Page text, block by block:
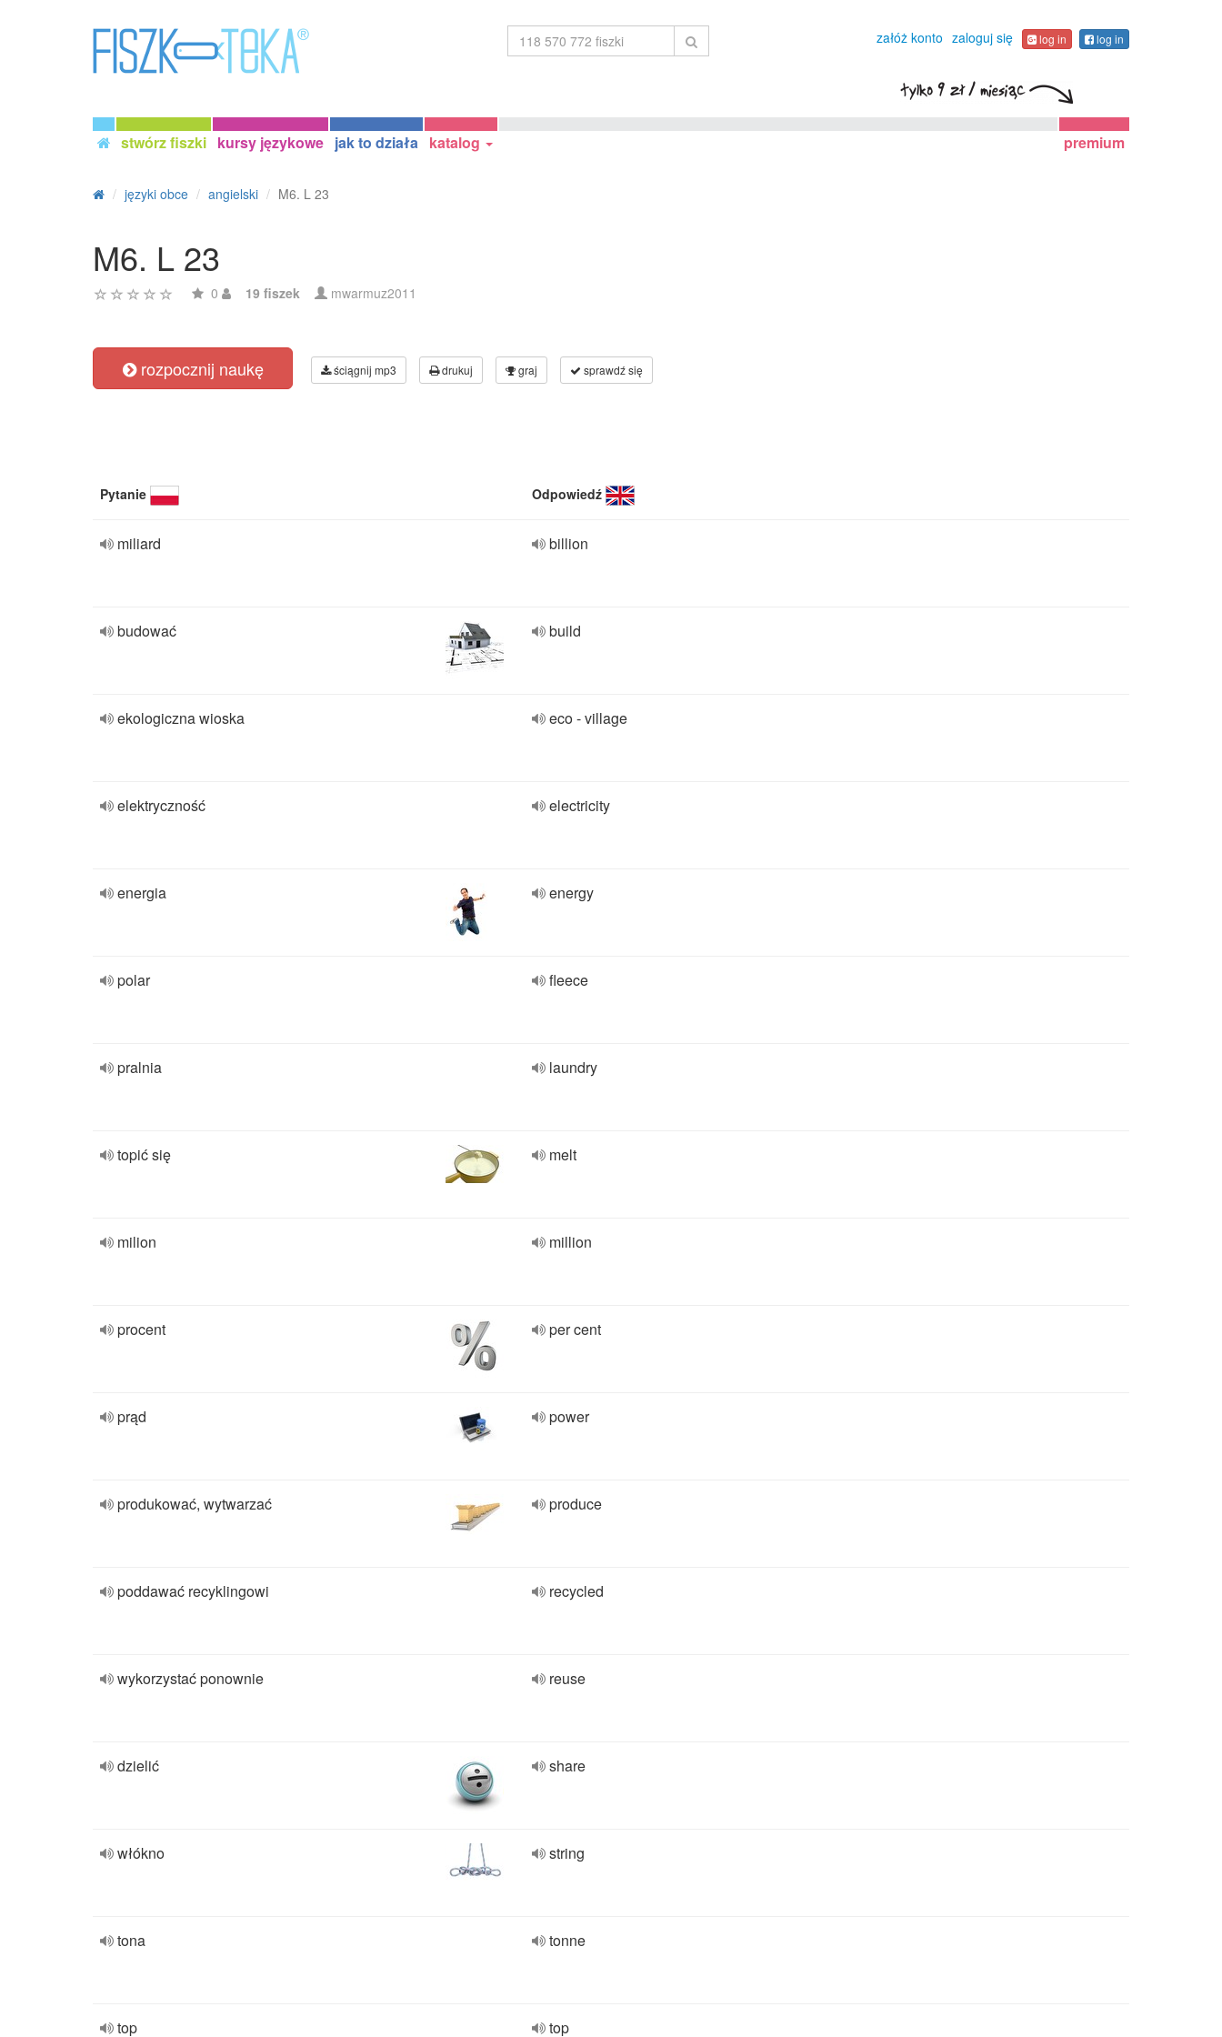
załóż konto zaloguj się log in log in
stwórz fiszki kursy językowe jak to działa katalog premium
języki obce angielski M6. L 23
M6. L 23
0 19 fiszek mwarmuz2011
rozpocznij naukę ściągnij mp3 drukuj graj sprawdź się
Pytanie Odpowiedź
miliard billion
budować build
ekologiczna wioska eco - village
elektryczność electricity
energia energy
polar fleece
pralnia laundry
topić się melt
milion million
procent per cent
prąd power
produkować, wytwarzać produce
poddawać recyklingowi recycled
wykorzystać ponownie reuse
dzielić share
włókno string
tona tonne
top top